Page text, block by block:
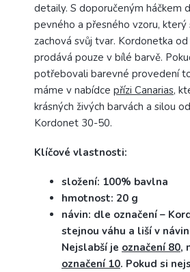
detaily. S doporučeným háčkem
pevného a přesného vzoru,
zachová svůj tvar. Kordonetka
prodává pouze v bílé barvě.
potřebovali barevné provedení
máme v nabídce přízi Canarias,
krásných živých barvách a silou
Kordonet 30-50.
Klíčové vlastnosti:
složení: 100% bavlna
hmotnost: 20 g
návin: dle označení –
stejnou váhu a liší v
Nejslabší je označení 80,
označení 10. Pokud si